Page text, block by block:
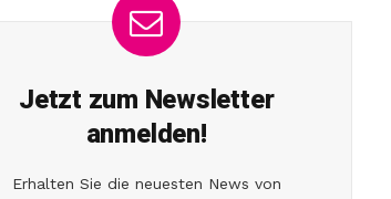
Jetzt zum Newsletter
anmelden!
Erhalten Sie die neuesten News von